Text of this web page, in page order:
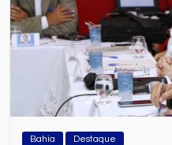
Bahia Destaque